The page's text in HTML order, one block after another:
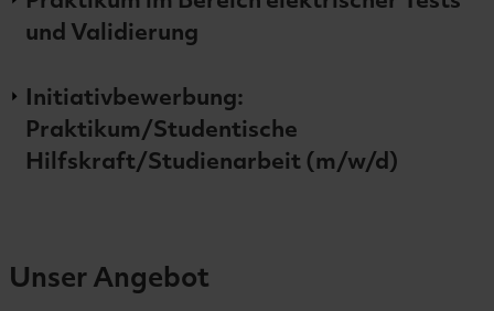
und Validierung
Initiativbewerbung:
Praktikum/Studentische
Hilfskraft/Studienarbeit (m/w/d)
Unser Angebot